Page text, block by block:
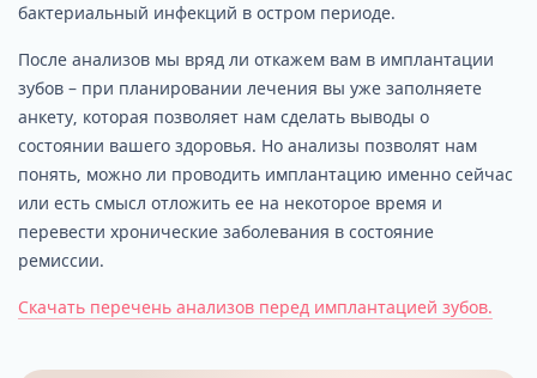
бактериальный инфекций в остром периоде.
После анализов мы вряд ли откажем вам в имплантации
зубов – при планировании лечения вы уже заполняете
анкету, которая позволяет нам сделать выводы о
состоянии вашего здоровья. Но анализы позволят нам
понять, можно ли проводить имплантацию именно сейчас
или есть смысл отложить ее на некоторое время и
перевести хронические заболевания в состояние
ремиссии.
Скачать перечень анализов перед имплантацией зубов.